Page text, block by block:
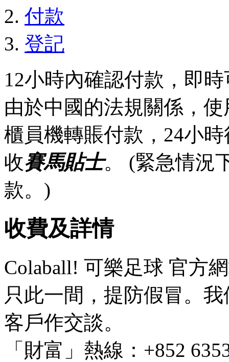
付款
登記
12小時內確認付款，即
由於中國的法規關係，
櫃員機轉賬付款，24小
收賽馬貼士。 (緊急情況
款。)
收費及詳情
Colaball! 可樂足球 官方
只此一間，提防假冒。
客戶作交談。
「財富」熱線：+852